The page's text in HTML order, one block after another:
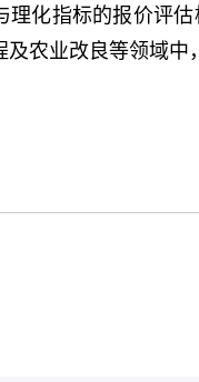
理化指标的报价评
农业改良等领域中